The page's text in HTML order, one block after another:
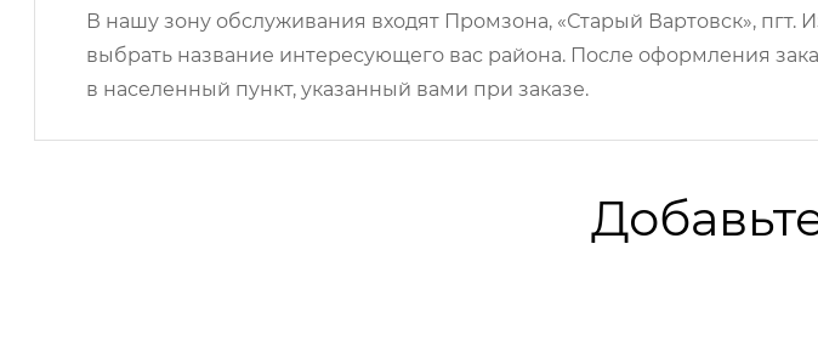
В нашу зону обслуживания входят Промзона, «Старый Вартовск»,
выбрать название интересующего вас района. После оформления
в населенный пункт, указанный вами при заказе.